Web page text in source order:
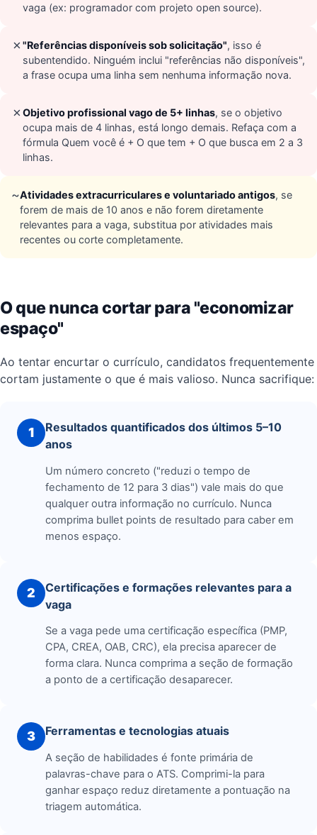
vaga (ex: programador com projeto open source).
✗"Referências disponíveis sob solicitação", isso é
subentendido. Ninguém inclui "referências não disponíveis",
a frase ocupa uma linha sem nenhuma informação nova.
✗Objetivo profissional vago de 5+ linhas, se o objetivo
ocupa mais de 4 linhas, está longo demais. Refaça com a
fórmula Quem você é + O que tem + O que busca em 2 a 3
linhas.
~Atividades extracurriculares e voluntariado antigos, se
forem de mais de 10 anos e não forem diretamente
relevantes para a vaga, substitua por atividades mais
recentes ou corte completamente.
O que nunca cortar para "economizar
espaço"
Ao tentar encurtar o currículo, candidatos frequentemente
cortam justamente o que é mais valioso. Nunca sacrifique:
1
Resultados quantificados dos últimos 5–10
anos
Um número concreto ("reduzi o tempo de
fechamento de 12 para 3 dias") vale mais do que
qualquer outra informação no currículo. Nunca
comprima bullet points de resultado para caber em
menos espaço.
2
Certificações e formações relevantes para a
vaga
Se a vaga pede uma certificação específica (PMP,
CPA, CREA, OAB, CRC), ela precisa aparecer de
forma clara. Nunca comprima a seção de formação
a ponto de a certificação desaparecer.
3 Ferramentas e tecnologias atuais
A seção de habilidades é fonte primária de
palavras-chave para o ATS. Comprimi-la para
ganhar espaço reduz diretamente a pontuação na
triagem automática.